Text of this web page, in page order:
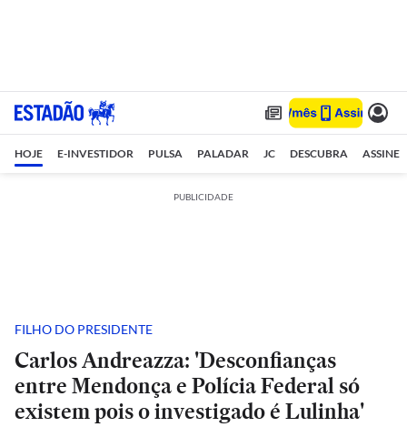
HOJE E-INVESTIDOR PULSA PALADAR JC DESCUBRA ASSINE
PUBLICIDADE
FILHO DO PRESIDENTE
Carlos Andreazza: 'Desconfianças
entre Mendonça e Polícia Federal só
existem pois o investigado é Lulinha'